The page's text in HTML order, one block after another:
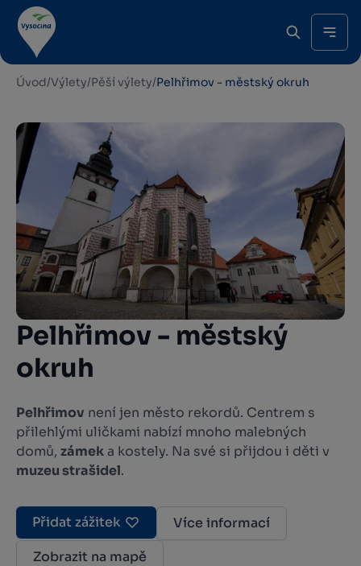
Úvod/Výlety/Pěší výlety/Pelhřimov - městský okruh
Pelhřimov - městský
okruh
Pelhřimov není jen město rekordů. Centrem s
přilehlými uličkami nabízí mnoho malebných
domů, zámek a kostely. Na své si přijdou i děti v
muzeu strašidel.
Přidat zážitek
Více informací
Zobrazit na mapě